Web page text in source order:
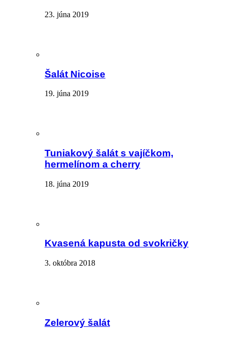
23. júna 2019
Šalát Nicoise
19. júna 2019
Tuniakový šalát s vajíčkom,
hermelínom a cherry
18. júna 2019
Kvasená kapusta od svokričky
3. októbra 2018
Zelerový šalát